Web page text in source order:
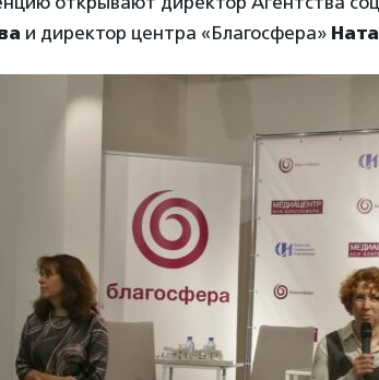
и директор центра «Благосфера»